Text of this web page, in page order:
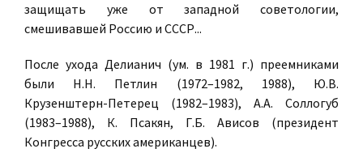
защищать уже от западной советологии,
смешивавшей Россию и СССР...
После ухода Делианич (ум. в 1981 г.) преемниками
были Н.Н. Петлин (1972–1982, 1988), Ю.В.
Крузенштерн-Петерец (1982–1983), А.А. Соллогуб
(1983–1988), К. Псакян, Г.Б. Ависов (президент
Конгресса русских американцев).